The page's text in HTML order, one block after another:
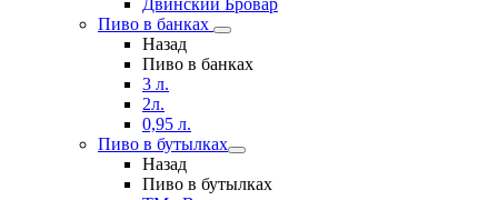
Двинский Бровар
Пиво в банках
Назад
Пиво в банках
3 л.
2л.
0,95 л.
Пиво в бутылках
Назад
Пиво в бутылках